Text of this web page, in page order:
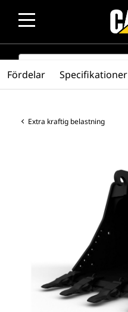
SEARCH
Extra kraftig belastning
Fördelar Specifikationer